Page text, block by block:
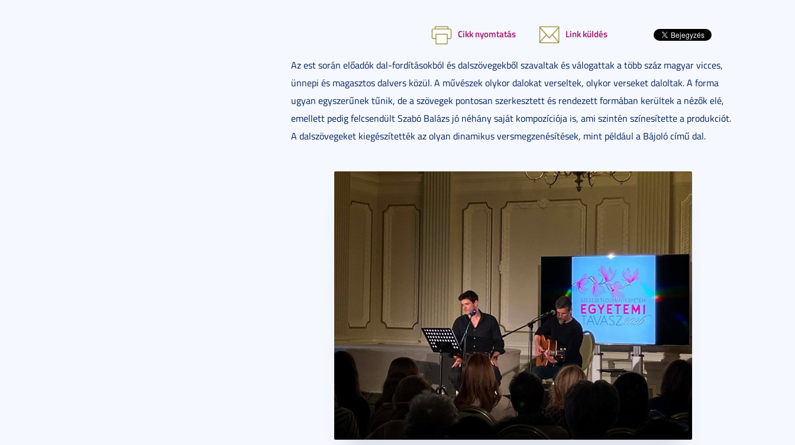
Cikk nyomtatás Link küldés
Az est során előadók dal-fordításokból és dalszövegekből szavaltak és válogattak a több száz magyar vicces,
ünnepi és magasztos dalvers közül. A művészek olykor dalokat verseltek, olykor verseket daloltak. A forma
ugyan egyszerűnek tűnik, de a szövegek pontosan szerkesztett és rendezett formában kerültek a nézők elé,
emellett pedig felcsendült Szabó Balázs jó néhány saját kompozíciója is, ami szintén színesítette a produkciót.
A dalszövegeket kiegészítették az olyan dinamikus versmegzenésítések, mint például a Bájoló című dal.